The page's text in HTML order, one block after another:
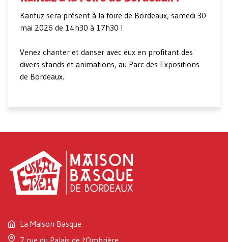
Kantuz sera présent à la foire de Bordeaux, samedi 30
mai 2026 de 14h30 à 17h30 !
Venez chanter et danser avec eux en profitant des
divers stands et animations, au Parc des Expositions
de Bordeaux.
La Maison Basque
7 rue du Palais de l'Ombrière